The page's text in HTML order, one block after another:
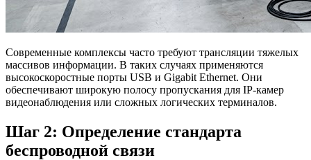
Современные комплексы часто требуют трансляции тяжелых
массивов информации. В таких случаях применяются
высокоскоростные порты USB и Gigabit Ethernet. Они
обеспечивают широкую полосу пропускания для IP-камер
видеонаблюдения или сложных логических терминалов.
Шаг 2: Определение стандарта
беспроводной связи